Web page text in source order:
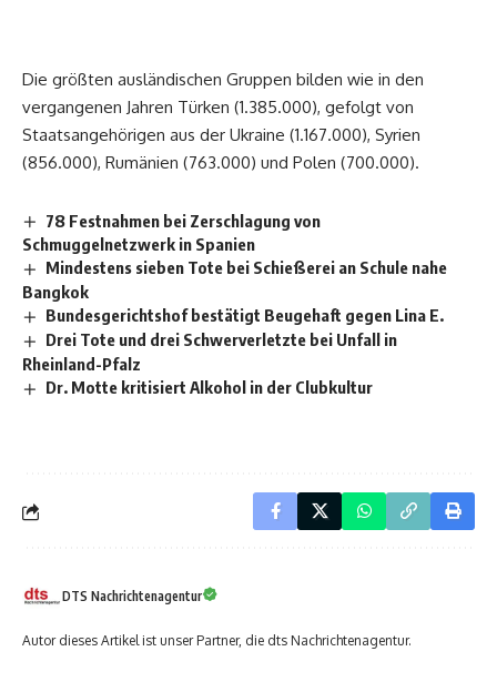
Die größten ausländischen Gruppen bilden wie in den
vergangenen Jahren Türken (1.385.000), gefolgt von
Staatsangehörigen aus der Ukraine (1.167.000), Syrien
(856.000), Rumänien (763.000) und Polen (700.000).
78 Festnahmen bei Zerschlagung von
Schmuggelnetzwerk in Spanien
Mindestens sieben Tote bei Schießerei an Schule nahe
Bangkok
Bundesgerichtshof bestätigt Beugehaft gegen Lina E.
Drei Tote und drei Schwerverletzte bei Unfall in
Rheinland-Pfalz
Dr. Motte kritisiert Alkohol in der Clubkultur
DTS Nachrichtenagentur
Autor dieses Artikel ist unser Partner, die dts Nachrichtenagentur.